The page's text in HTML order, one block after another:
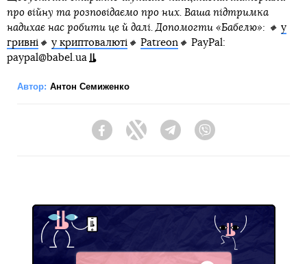
про війну та розповідаємо про них. Ваша підтримка
надихає нас робити це й далі. Допомогти «Бабелю»: 🔸 у
гривні 🔸 у криптовалюті 🔸 Patreon 🔸 PayPal:
paypal@babel.ua
Автор: Антон Семиженко
FacebookTwitter Telegram